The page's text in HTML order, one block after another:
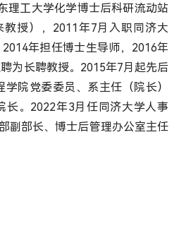
理工大学化学博士后科研流动站
授），2011年7月入职同济大
年担任博士生导师，2016年
为长聘教授。2015年7月起先后
院党委委员、系主任（院长）
长。2022年3月任同济大学人事
副部长、博士后管理办公室主任